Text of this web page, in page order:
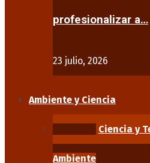
profesionalizar a…
23 julio, 2026
Ambiente y Ciencia
Ciencia y
Ambiente